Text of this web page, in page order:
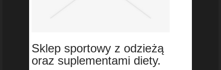
Sklep sportowy z odzieżą
oraz suplementami diety.